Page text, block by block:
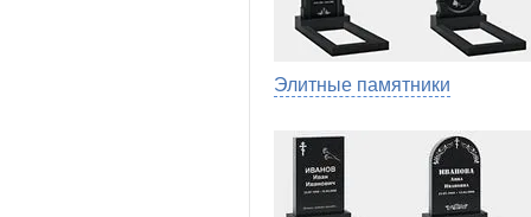
Элитные памятники